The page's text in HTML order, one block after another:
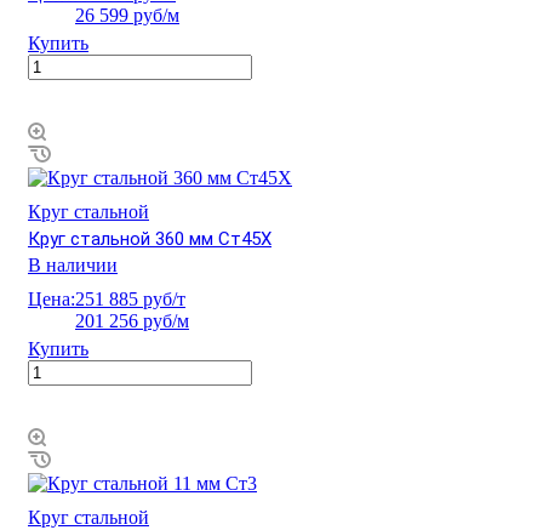
26 599 руб/м
Купить
Круг стальной
Круг стальной 360 мм Ст45Х
В наличии
Цена:251 885 руб/т
201 256 руб/м
Купить
Круг стальной